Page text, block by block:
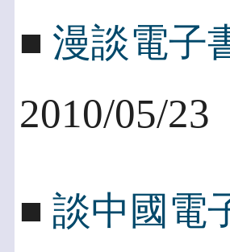
■ 漫談電子
2010/05/23
■ 談中國電